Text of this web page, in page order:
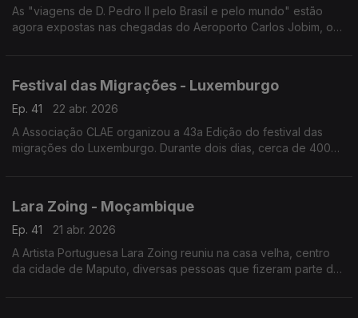
As "viagens de D. Pedro II pelo Brasil e pelo mundo" estão
agora expostas nas chegadas do Aeroporto Carlos Jobim, o
Festival das Migrações - Luxemburgo
Ep. 41
22 abr. 2026
A Associação CLAE organizou a 43a Edição do festival das
migrações do Luxemburgo. Durante dois dias, cerca de 400
Lara Zoing - Moçambique
Ep. 41
21 abr. 2026
A Artista Portuguesa Lara Zoing reuniu na casa velha, centro
da cidade de Maputo, diversas pessoas que fizeram parte de